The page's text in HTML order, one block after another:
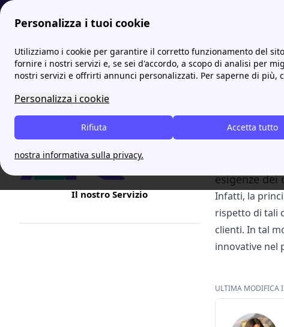
Personalizza i tuoi cookie
Utilizziamo i cookie per garantire il corretto funzionamento del
fornire i nostri servizi e, se sei d'accordo, a scopo di analisi per
nostri servizi e offrirti annunci personalizzati. Per saperne di più,
Personalizza i cookie
Accetta tutto
Rifiuta
nostra informativa sulla privacy.
Internet Casa FiberCop: chi è? Scopri i contatti e la copertura
Il nostro Servizio
Fibercop
secondarie
di imprese
concentra
esigenze dei
Infatti, la
rispetto di tali
clienti. In tal
innovative nel
ULTIMA MODIFICA